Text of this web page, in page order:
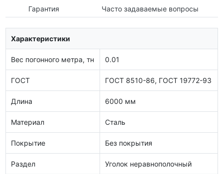
Гарантия
Часто задаваемые вопросы
Характеристики
Вес погонного метра, тн 0.01
ГОСТ ГОСТ 8510-86, ГОСТ 19772-93
Длина 6000 мм
Материал Сталь
Покрытие Без покрытия
Раздел Уголок неравнополочный